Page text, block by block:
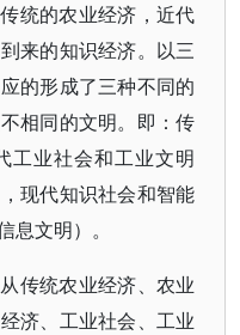
统的农业经济，近代
来的知识经济。以三
的形成了三种不同的
相同的文明。即：传
工业社会和工业文明
现代知识社会和智能
文明）。
传统农业经济、农业
济、工业社会、工业